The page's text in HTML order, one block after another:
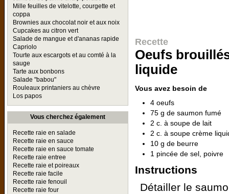
Mille feuilles de vitelotte, courgette et
coppa
Brownies aux chocolat noir et aux noix
Cupcakes au citron vert
Salade de mangue et d'ananas rapide
Capriolo
Tourte aux escargots et au comté à la
sauge
Tarte aux bonbons
Salade "babou"
Rouleaux printaniers au chèvre
Los papos
Vous cherchez également
Recette raie en salade
Recette raie en sauce
Recette raie en sauce tomate
Recette raie entree
Recette raie et poireaux
Recette raie facile
Recette raie fenouil
Recette raie four
Recette
Oeufs
liquide
Vous avez besoin de
4 oeufs
75 g de saumon fumé
2 c. à soupe de lait
2 c. à soupe crème
10 g de beurre
1 pincée de sel, poivre
Instructions
Détailler le